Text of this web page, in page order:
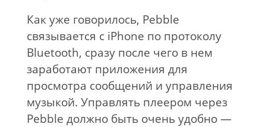
Как уже говорилось, Pebble
связывается с iPhone по протоколу
Bluetooth, сразу после чего в нем
заработают приложения для
просмотра сообщений и управления
музыкой. Управлять плеером через
Pebble должно быть очень удобно —